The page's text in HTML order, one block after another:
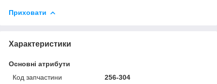
Приховати
Характеристики
Основні атрибути
Код запчастини
256-304